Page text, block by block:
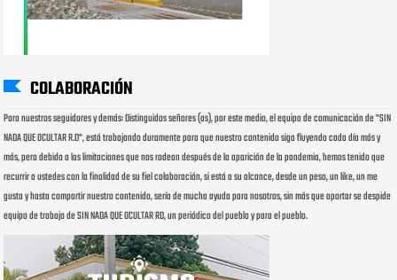
COLABORACIÓN
Para nuestros seguidores y demás: Distinguidos señores (as), por este medio, el equipo de comunicación de "SIN
NADA QUE OCULTAR R.D", está trabajando duramente para que nuestro contenido siga fluyendo cada día más y
más, pero debido a las limitaciones que nos rodean después de la aparición de la pandemia, hemos tenido que
recurrir a ustedes con la finalidad de su fiel colaboración, si está a su alcance, desde un peso, un like, un me
gusta y hasta compartir nuestro contenido, sería de mucha ayuda para nosotros, sin más que aportar se despide
equipo de trabajo de SIN NADA QUE OCULTAR RD, un periódico del pueblo y para el pueblo.